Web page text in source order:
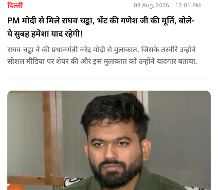
दिल्ली 08 Aug, 2026 12:01 PM
PM मोदी से मिले राघव चड्ढा, भेंट की गणेश जी की मूर्ति, बोले-
ये सुबह हमेशा याद रहेगी!
राघव चड्ढा ने की प्रधानमंत्री नरेंद्र मोदी से मुलाकात. जिसके तस्वीरें उन्होंने
सोशल मीडिया पर शेयर की और इस मुलाकात को उन्होंने यादगार बताया.